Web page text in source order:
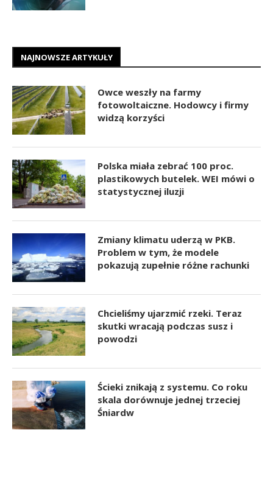
NAJNOWSZE ARTYKUŁY
Owce weszły na farmy
fotowoltaiczne. Hodowcy i firmy
widzą korzyści
Polska miała zebrać 100 proc.
plastikowych butelek. WEI mówi o
statystycznej iluzji
Zmiany klimatu uderzą w PKB.
Problem w tym, że modele
pokazują zupełnie różne rachunki
Chcieliśmy ujarzmić rzeki. Teraz
skutki wracają podczas susz i
powodzi
Ścieki znikają z systemu. Co roku
skala dorównuje jednej trzeciej
Śniardw